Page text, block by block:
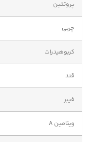
پروتئین
چربی
کربوهیدرات
قند
فیبر
ویتامین A